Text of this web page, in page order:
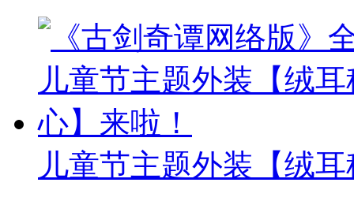
儿童节主题外装【绒